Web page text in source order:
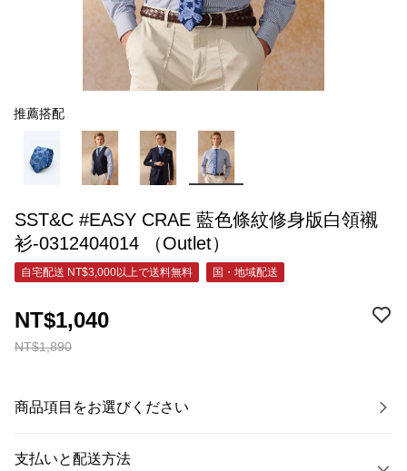
推薦搭配
SST&C #EASY CRAE 藍色條紋修身版白領襯
衫-0312404014 （Outlet）
自宅配送 NT$3,000以上で送料無料 国・地域配送
NT$1,890
NT$1,040
商品項目をお選びください
支払いと配送方法